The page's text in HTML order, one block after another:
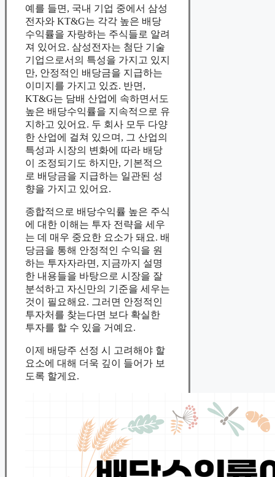
예를 들면, 국내 기업 중에서 삼성
전자와 KT&G는 각각 높은 배당
수익률을 자랑하는 주식들로 알려
져 있어요. 삼성전자는 첨단 기술
기업으로서의 특성을 가지고 있지
만, 안정적인 배당금을 지급하는
이미지를 가지고 있죠. 반면,
KT&G는 담배 산업에 속하면서도
높은 배당수익률을 지속적으로 유
지하고 있어요. 두 회사 모두 다양
한 산업에 걸쳐 있으며, 그 산업의
특성과 시장의 변화에 따라 배당
이 조정되기도 하지만, 기본적으
로 배당금을 지급하는 일관된 성
향을 가지고 있어요.
종합적으로 배당수익률 높은 주식
에 대한 이해는 투자 전략을 세우
는 데 매우 중요한 요소가 돼요. 배
당금을 통해 안정적인 수익을 원
하는 투자자라면, 지금까지 설명
한 내용들을 바탕으로 시장을 잘
분석하고 자신만의 기준을 세우는
것이 필요해요. 그러면 안정적인
투자처를 찾는다면 보다 확실한
투자를 할 수 있을 거예요.
이제 배당주 선정 시 고려해야 할
요소에 대해 더욱 깊이 들어가 보
도록 할게요.